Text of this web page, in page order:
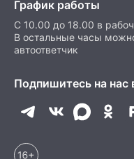
График работы
C 10.00 до 18.00 в
В остальные часы
автоответчик
Подпишитесь на нас